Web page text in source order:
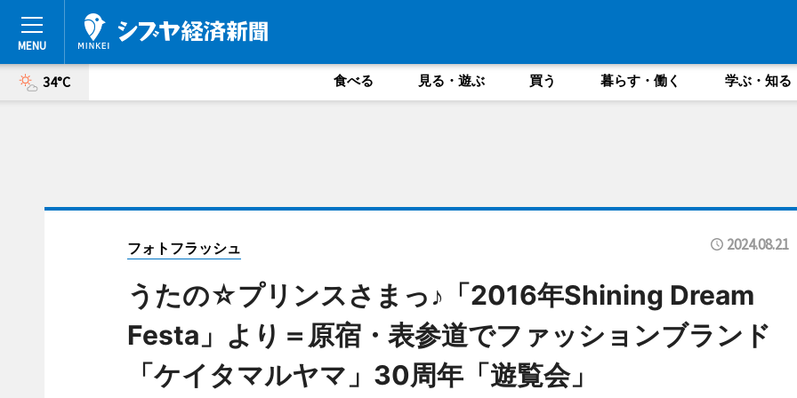
34°C 食べる 見る・遊ぶ 買う 暮らす・働く 学ぶ・知る
フォトフラッシュ 2024.08.21
うたの☆プリンスさまっ♪「2016年Shining Dream
Festa」より＝原宿・表参道でファッションブランド
「ケイタマルヤマ」30周年「遊覧会」